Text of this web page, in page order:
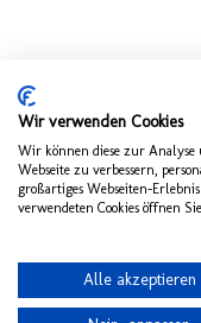
Wir verwenden Cookies
Wir können diese zur Analyse
Webseite zu verbessern,
großartiges Webseiten-
verwendeten Cookies öffnen
Alle akzeptieren